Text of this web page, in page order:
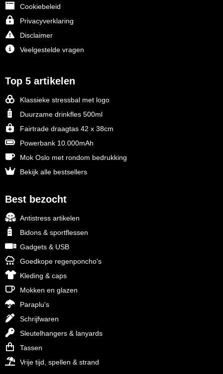
Cookiebeleid
Privacyverklaring
Disclaimer
Veelgestelde vragen
Top 5 artikelen
Klassieke stressbal met logo
Duurzame drinkfles 500ml
Fairtrade draagtas 42 x 38cm
Powerbank 10.000mAh
Mok Oslo met rondom bedrukking
Bekijk alle bestsellers
Best bezocht
Antistress artikelen
Bidons & sportflessen
Gadgets & USB
Goedkope regenponcho's
Kleding & caps
Mokken en glazen
Paraplu's
Schrijfwaren
Sleutelhangers & lanyards
Tassen
Vrije tijd, spellen & strand